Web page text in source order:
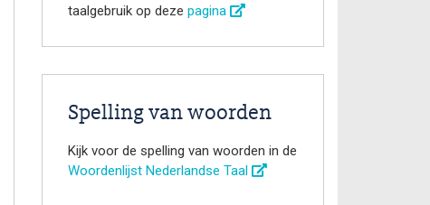
taalgebruik op deze pagina
Spelling van woorden
Kijk voor de spelling van woorden in de
Woordenlijst Nederlandse Taal